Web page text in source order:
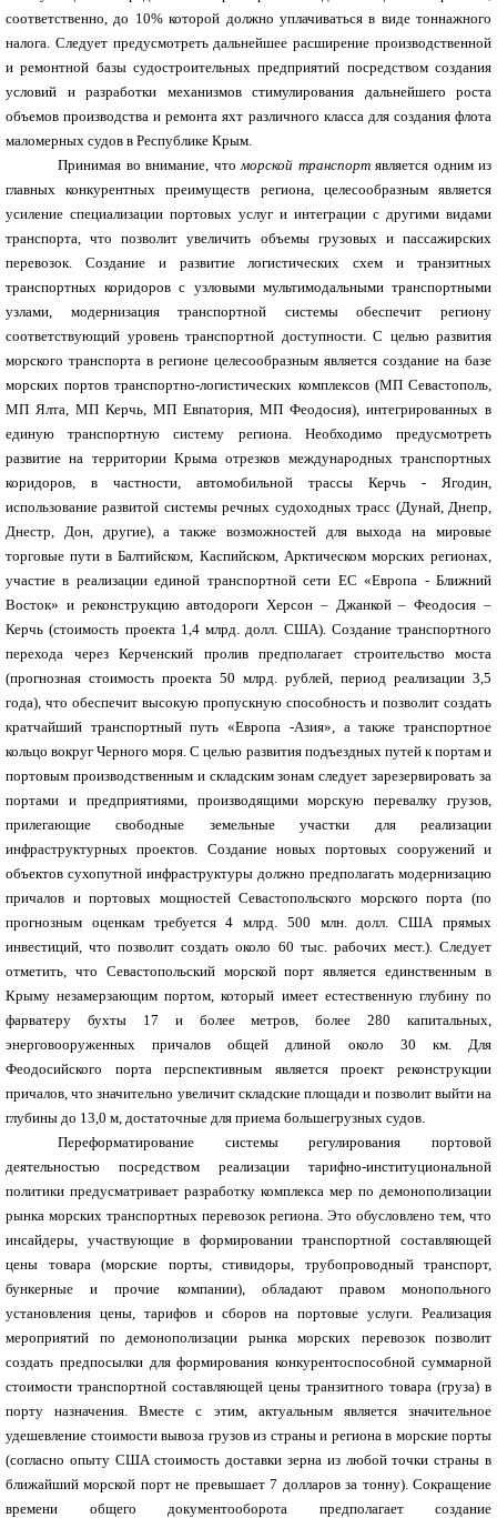
соответственно, до 10% которой должно уплачиваться в виде тоннажного
налога. Следует предусмотреть дальнейшее расширение производственной
и ремонтной базы судостроительных предприятий посредством создания
условий и разработки механизмов стимулирования дальнейшего роста
объемов производства и ремонта яхт различного класса для создания флота
маломерных судов в Республике Крым.
Принимая во внимание, что морской транспортявляется одним из
главных конкурентных преимуществ региона, целесообразным является
усиление специализации портовых услуг и интеграции с другими видами
транспорта, что позволит увеличить объемы грузовых и пассажирских
перевозок. Создание и развитие логистических схем и транзитных
транспортных коридоров с узловыми мультимодальными транспортными
узлами, модернизация транспортной системы обеспечит региону
соответствующий уровень транспортной доступности. С целью развития
морского транспорта в регионе целесообразным является создание на базе
морских портов транспортно-логистических комплексов (МП Севастополь,
МП Ялта, МП Керчь, МП Евпатория, МП Феодосия), интегрированных в
единую транспортную систему региона. Необходимо предусмотреть
развитие на территории Крыма отрезков международных транспортных
коридоров, в частности, автомобильной трассы Керчь - Ягодин,
использование развитой системы речных судоходных трасс (Дунай, Днепр,
Днестр, Дон, другие), а также возможностей для выхода на мировые
торговые пути в Балтийском, Каспийском, Арктическом морских регионах,
участие в реализации единой транспортной сети ЕС «Европа - Ближний
Восток» и реконструкцию автодороги Херсон – Джанкой – Феодосия –
Керчь (стоимость проекта 1,4 млрд. долл. США). Создание транспортного
перехода через Керченский пролив предполагает строительство моста
(прогнозная стоимость проекта 50 млрд. рублей, период реализации 3,5
года), что обеспечит высокую пропускную способность и позволит создать
кратчайший транспортный путь «Европа -Азия», а также транспортное
кольцо вокруг Черного моря. С целью развития подъездных путей к портам и
портовым производственным и складским зонам следует зарезервировать за
портами и предприятиями, производящими морскую перевалку грузов,
прилегающие свободные земельные участки для реализации
инфраструктурных проектов. Создание новых портовых сооружений и
объектов сухопутной инфраструктуры должно предполагать модернизацию
причалов и портовых мощностей Севастопольского морского порта (по
прогнозным оценкам требуется 4 млрд. 500 млн. долл. США прямых
инвестиций, что позволит создать около 60 тыс. рабочих мест.). Следует
отметить, что Севастопольский морской порт является единственным в
Крыму незамерзающим портом, который имеет естественную глубину по
фарватеру бухты 17 и более метров, более 280 капитальных,
энерговооруженных причалов общей длиной около 30 км. Для
Феодосийского порта перспективным является проект реконструкции
причалов, что значительно увеличит складские площади и позволит выйти на
глубины до 13,0 м, достаточные для приема большегрузных судов.
Переформатирование системы регулирования портовой
деятельностью посредством реализации тарифно-институциональной
политики предусматривает разработку комплекса мер по демонополизации
рынка морских транспортных перевозок региона. Это обусловлено тем, что
инсайдеры, участвующие в формировании транспортной составляющей
цены товара (морские порты, стивидоры, трубопроводный транспорт,
бункерные и прочие компании), обладают правом монопольного
установления цены, тарифов и сборов на портовые услуги. Реализация
мероприятий по демонополизации рынка морских перевозок позволит
создать предпосылки для формирования конкурентоспособной суммарной
стоимости транспортной составляющей цены транзитного товара (груза) в
порту назначения. Вместе с этим, актуальным является значительное
удешевление стоимости вывоза грузов из страны и региона в морские порты
(согласно опыту США стоимость доставки зерна из любой точки страны в
ближайший морской порт не превышает 7 долларов за тонну). Сокращение
времени общего документооборота предполагает создание